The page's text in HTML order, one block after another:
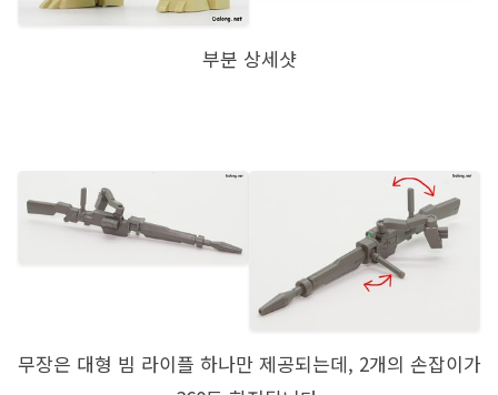
부분 상세샷
무장은 대형 빔 라이플 하나만 제공되는데, 2개의 손잡이가